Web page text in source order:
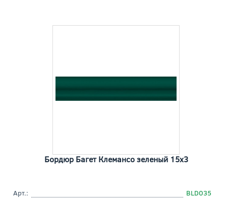
Бордюр Багет Клемансо зеленый 15x3
Арт.:
BLD035